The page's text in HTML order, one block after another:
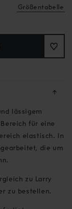
Größentabelle
↓
lässigem
für eine
elastisch. In
die um
zu Larry
zu bestellen.